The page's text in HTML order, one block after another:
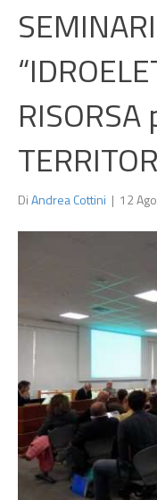
RISORSA
DiAndrea Cottini | 12